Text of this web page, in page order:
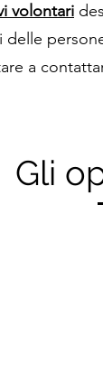
volontari
a
Gli